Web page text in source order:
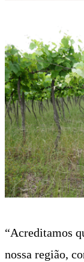
“Acreditamos
nossa região,